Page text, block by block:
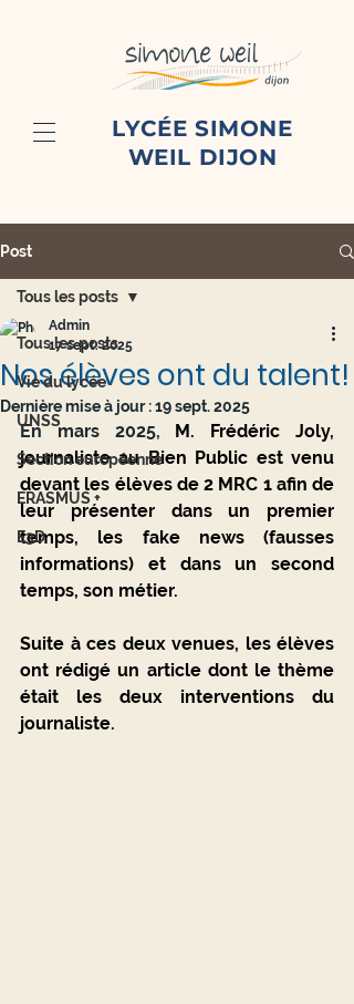
LYCÉE SIMONE
WEIL DIJON
Post
Tous les posts
Vie du lycée
UNSS
Section européenne
ERASMUS +
E3D
Tous les posts
Nos élèves ont du talent!
Admin
17 sept. 2025
Dernière mise à jour :19 sept. 2025
En mars 2025, M. Frédéric Joly,
journaliste au Bien Public est venu
devant les élèves de 2 MRC 1 afin de
leur présenter dans un premier
temps, les fake news (fausses
informations) et dans un second
temps, son métier.
Suite à ces deux venues, les élèves
ont rédigé un article dont le thème
était les deux interventions du
journaliste.